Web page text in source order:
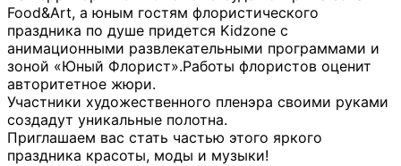
Food&Art, а юным гостям флористического
праздника по душе придется Kidzone с
анимационными развлекательными программами и
зоной «Юный Флорист».Работы флористов оценит
авторитетное жюри.
Участники художественного пленэра своими руками
создадут уникальные полотна.
Приглашаем вас стать частью этого яркого
праздника красоты, моды и музыки!